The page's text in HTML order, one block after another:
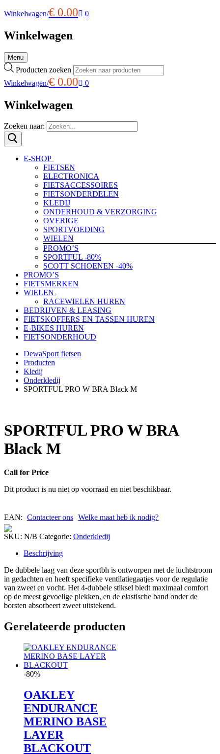
Winkelwagen/€ 0.00 0
Winkelwagen
Menu
Producten zoeken
Winkelwagen/€ 0.00 0
Winkelwagen
Zoeken naar:
E-SHOP
FIETSEN
ELECTRONICA
FIETSACCESSOIRES
FIETSONDERDELEN
KLEDIJ
ONDERHOUD & VERZORGING
OVERIGE
SPORTVOEDING
WIELEN
PROMO’S
SPORTFUL -80%
SCOTT SCHOENEN -40%
PROMO’S
FIETSMERKEN
WIELEN
RACEWIELEN HUREN
BEDRIJVEN & LEASING
FIETSKOFFERS EN TASSEN HUREN
E-BIKES HUREN
FIETSONDERHOUD
DewaSport fietsen
Producten
Kledij
Onderkledij
SPORTFUL PRO W BRA Black M
SPORTFUL PRO W BRA
Black M
Call for Price
Dit product is nu niet op voorraad en niet beschikbaar.
EAN: Contacteer ons Welke maat heb ik nodig?
SKU: N/B Categorie: Onderkledij
Beschrijving
De dubbele laag van deze sportbh is ontworpen met de luchtstroom
in gedachten en heeft specifieke ventilatiegaatjes voor de regulatie
van zweet en vocht. Het 4-dubbele stiksel biedt maximaal comfort
op de meest gevoelige plekken, en de elastische band onder de
borsten absorbeert zweet uitstekend.
Gerelateerde producten
-80%
OAKLEY
ENDURANCE
MERINO BASE
LAYER
BLACKOUT